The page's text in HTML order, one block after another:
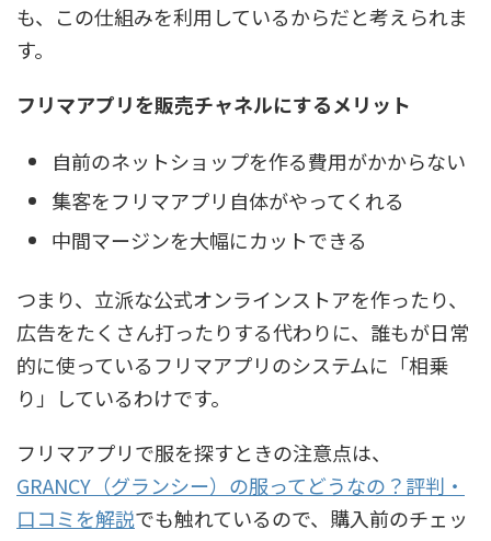
も、この仕組みを利用しているからだと考えられま
す。
フリマアプリを販売チャネルにするメリット
自前のネットショップを作る費用がかからない
集客をフリマアプリ自体がやってくれる
中間マージンを大幅にカットできる
つまり、立派な公式オンラインストアを作ったり、
広告をたくさん打ったりする代わりに、誰もが日常
的に使っているフリマアプリのシステムに「相乗
り」しているわけです。
フリマアプリで服を探すときの注意点は、
GRANCY（グランシー）の服ってどうなの？評判・
口コミを解説でも触れているので、購入前のチェッ